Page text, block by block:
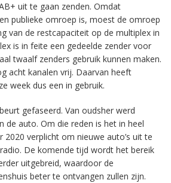
uit te gaan zenden. Omdat
publieke omroep is, moest de omroep
van de restcapaciteit op de multiplex in
is in feite een gedeelde zender voor
twaalf zenders gebruik kunnen maken.
acht kanalen vrij. Daarvan heeft
week dus een in gebruik.
gefaseerd. Van oudsher werd
de auto. Om die reden is het in heel
2020 verplicht om nieuwe auto’s uit te
De komende tijd wordt het bereik
uitgebreid, waardoor de
beter te ontvangen zullen zijn.